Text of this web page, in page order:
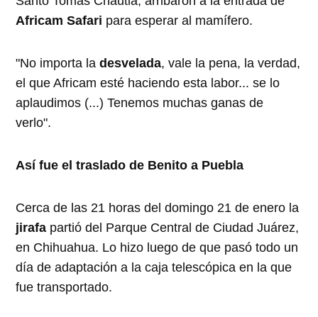
Africam Safari para esperar al mamífero.
"No importa ladesvelada, vale la pena, la verdad,
el que Africam esté haciendo esta labor... se lo
aplaudimos (...) Tenemos muchas ganas de
verlo".
Así fue el traslado de Benito a Puebla
Cerca de las 21 horas del domingo 21 de enero la
jirafa partió del Parque Central de Ciudad Juárez,
en Chihuahua. Lo hizo luego de que pasó todo un
día de adaptación a la caja telescópica en la que
fue transportado.